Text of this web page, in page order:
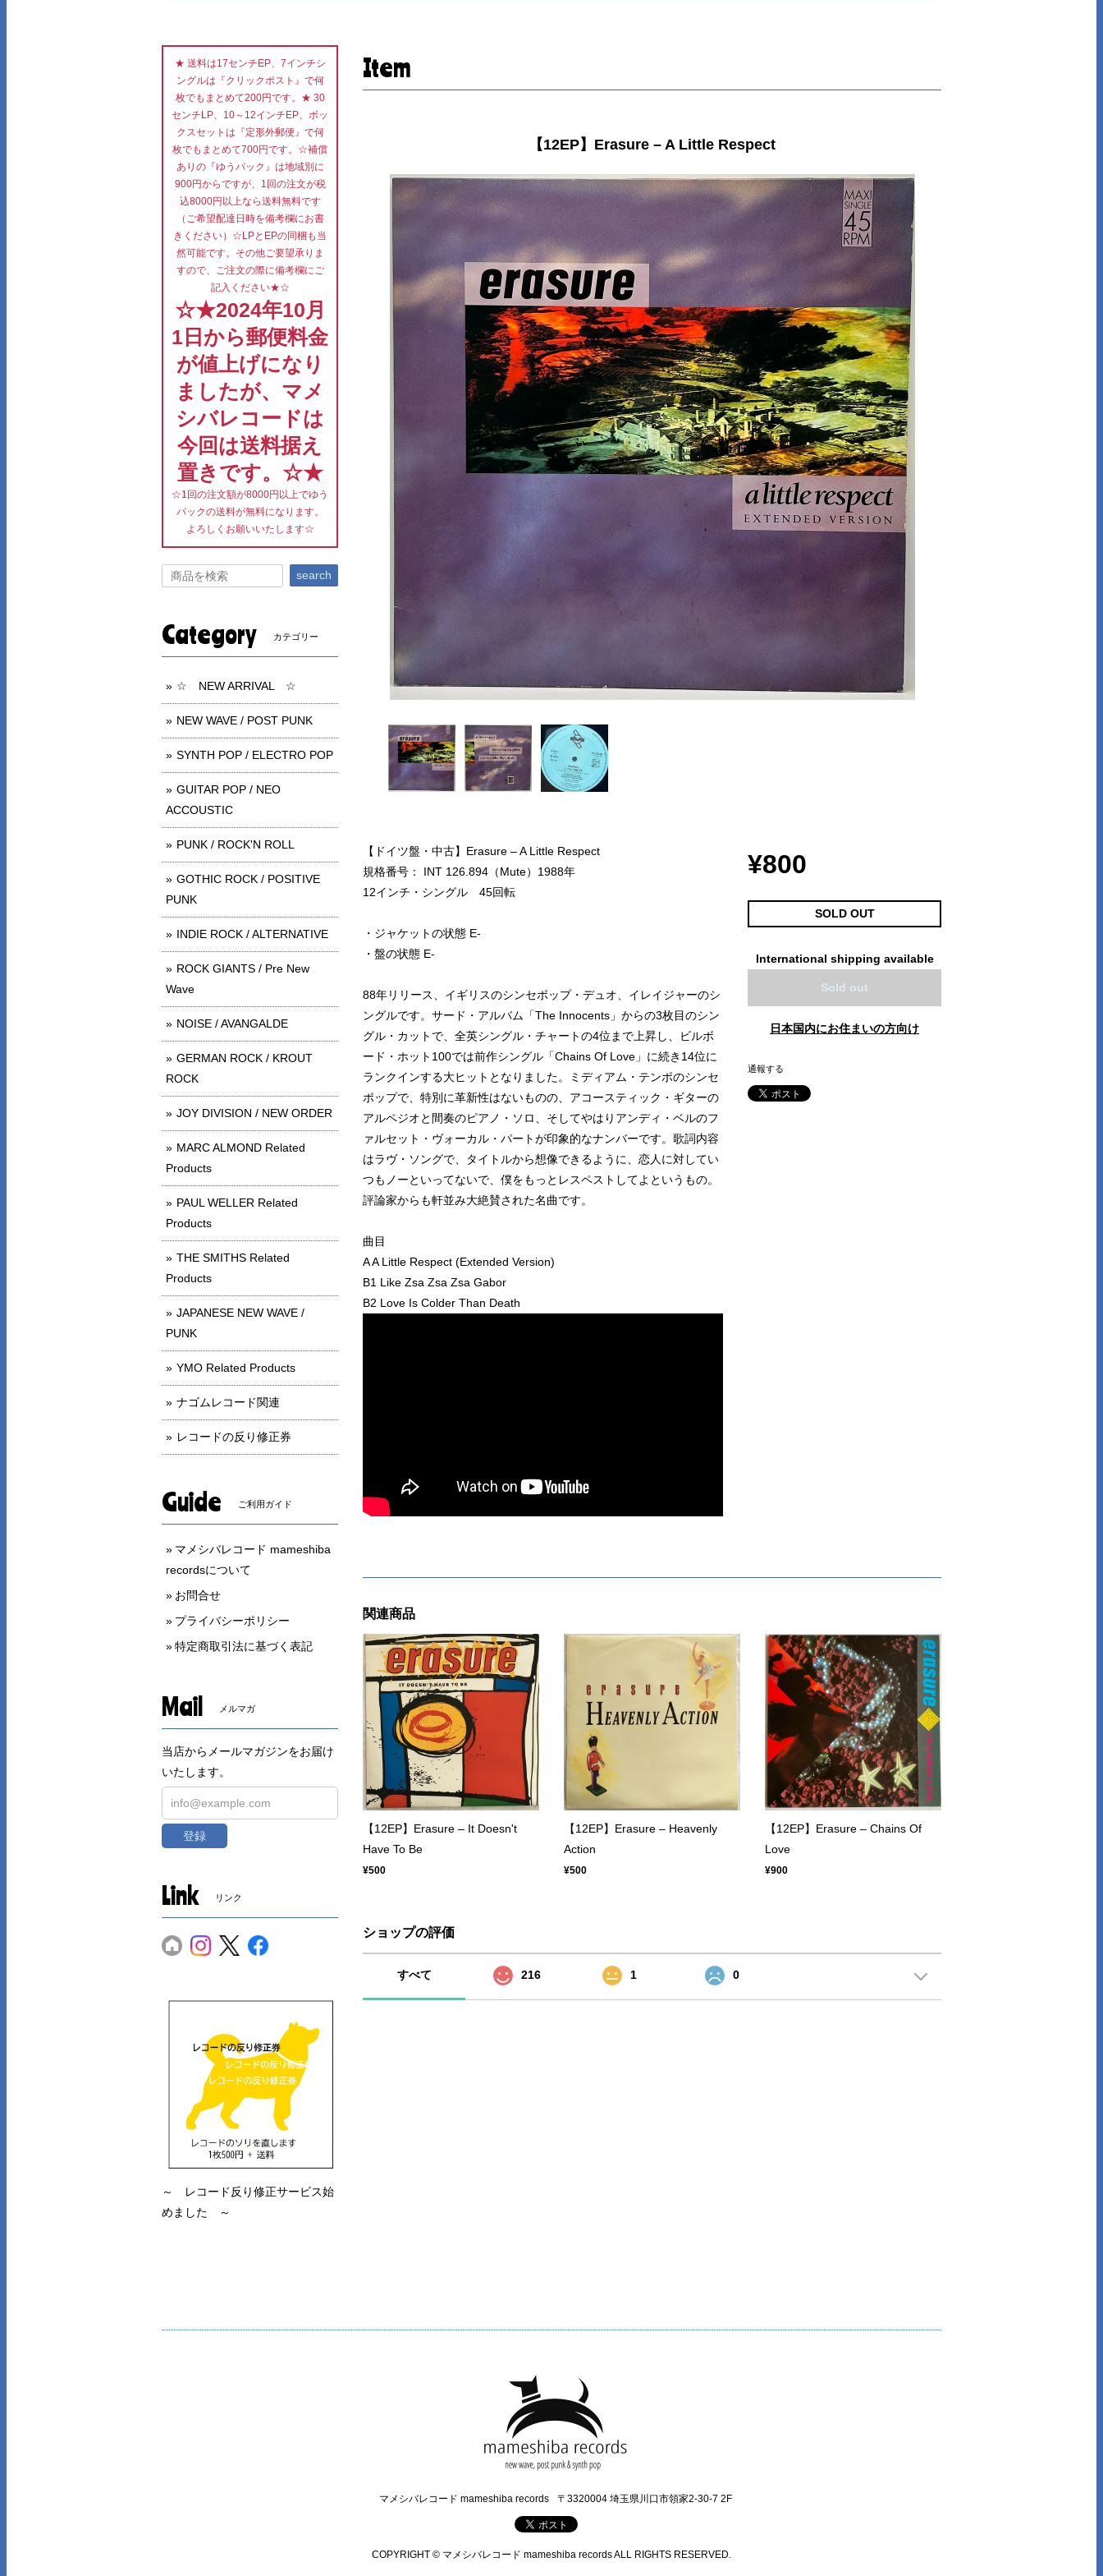
Item
【12EP】Erasure – A Little Respect
【ドイツ盤・中古】Erasure – A Little Respect
規格番号： INT 126.894（Mute）1988年
12インチ・シングル 45回転
・ジャケットの状態 E-
・盤の状態 E-
88年リリース、イギリスのシンセポップ・デュオ、イレイジャーのシ
ングルです。サード・アルバム「The Innocents」からの3枚目のシン
グル・カットで、全英シングル・チャートの4位まで上昇し、ビルボ
ード・ホット100では前作シングル「Chains Of Love」に続き14位に
ランクインする大ヒットとなりました。ミディアム・テンポのシンセ
ポップで、特別に革新性はないものの、アコースティック・ギターの
アルペジオと間奏のピアノ・ソロ、そしてやはりアンディ・ベルのフ
ァルセット・ヴォーカル・パートが印象的なナンバーです。歌詞内容
はラヴ・ソングで、タイトルから想像できるように、恋人に対してい
つもノーといってないで、僕をもっとレスペストしてよというもの。
評論家からも軒並み大絶賛された名曲です。
曲目
A A Little Respect (Extended Version)
B1 Like Zsa Zsa Zsa Gabor
B2 Love Is Colder Than Death
¥800
SOLD OUT
International shipping available
Sold out
日本国内にお住まいの方向け
通報する
関連商品
【12EP】Erasure – It Doesn't
Have To Be
¥500
【12EP】Erasure – Heavenly
Action
¥500
【12EP】Erasure – Chains Of
Love
¥900
ショップの評価
すべて 216 1 0
★ 送料は17センチEP、7インチシ
ングルは『クリックポスト』で何
枚でもまとめて200円です。★ 30
センチLP、10～12インチEP、ボッ
クスセットは『定形外郵便』で何
枚でもまとめて700円です。☆補償
ありの『ゆうパック』は地域別に
900円からですが、1回の注文が税
込8000円以上なら送料無料です
（ご希望配達日時を備考欄にお書
きください）☆LPとEPの同梱も当
然可能です。その他ご要望承りま
すので、ご注文の際に備考欄にご
記入ください★☆
☆★2024年10月
1日から郵便料金
が値上げになり
ましたが、マメ
シバレコードは
今回は送料据え
置きです。☆★
☆1回の注文額が8000円以上でゆう
パックの送料が無料になります。
よろしくお願いいたします☆
search
Category カテゴリー
☆ NEW ARRIVAL ☆
NEW WAVE / POST PUNK
SYNTH POP / ELECTRO POP
GUITAR POP / NEO
ACCOUSTIC
PUNK / ROCK'N ROLL
GOTHIC ROCK / POSITIVE
PUNK
INDIE ROCK / ALTERNATIVE
ROCK GIANTS / Pre New
Wave
NOISE / AVANGALDE
GERMAN ROCK / KROUT
ROCK
JOY DIVISION / NEW ORDER
MARC ALMOND Related
Products
PAUL WELLER Related
Products
THE SMITHS Related
Products
JAPANESE NEW WAVE /
PUNK
YMO Related Products
ナゴムレコード関連
レコードの反り修正券
Guide ご利用ガイド
マメシバレコード mameshiba
recordsについて
お問合せ
プライバシーポリシー
特定商取引法に基づく表記
Mail メルマガ
当店からメールマガジンをお届け
いたします。
登録
Link リンク
～ レコード反り修正サービス始
めました ～
マメシバレコード mameshiba records 〒3320004 埼玉県川口市領家2-30-7 2F
COPYRIGHT © マメシバレコード mameshiba records ALL RIGHTS RESERVED.